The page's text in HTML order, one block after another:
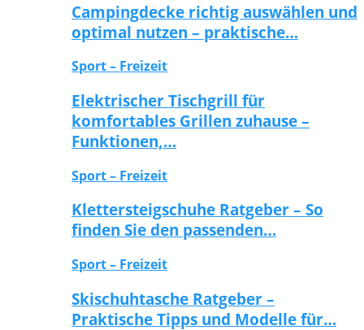
Campingdecke richtig auswählen und
optimal nutzen – praktische…
Sport – Freizeit
Elektrischer Tischgrill für
komfortables Grillen zuhause –
Funktionen,…
Sport – Freizeit
Klettersteigschuhe Ratgeber – So
finden Sie den passenden…
Sport – Freizeit
Skischuhtasche Ratgeber –
Praktische Tipps und Modelle für…